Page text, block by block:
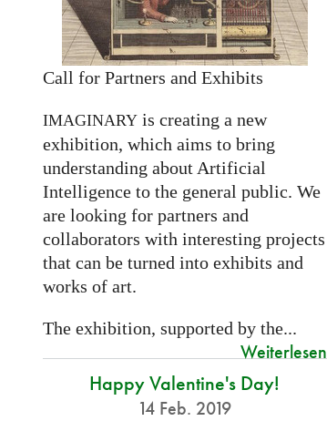
Call for Partners and Exhibits
IMAGINARYis creating a new
exhibition, which aims to bring
understanding about Artificial
Intelligence to the general public. We
are looking for partners and
collaborators with interesting projects
that can be turned into exhibits and
works of art.
The exhibition, supported by the...
Weiterlesen
Happy Valentine's Day!
14 Feb. 2019